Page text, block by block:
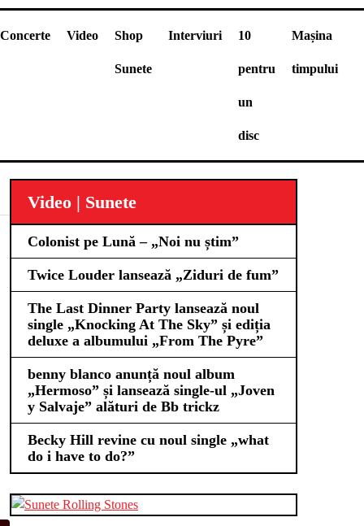
Concerte Video Shop
Sunete
Interviuri 10
pentru
un
disc
Mașina
timpului
Video | Sunete
Colonist pe Lună – „Noi nu știm”
Twice Louder lansează „Ziduri de fum”
The Last Dinner Party lansează noul
single „Knocking At The Sky” și ediția
deluxe a albumului „From The Pyre”
benny blanco anunță noul album
„Hermoso” și lansează single-ul „Joven
y Salvaje” alături de Bb trickz
Becky Hill revine cu noul single „what
do i have to do?”